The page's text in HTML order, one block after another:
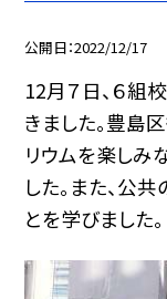
公開日 2022/12/17
12月７日、６組
きました。豊島
リウムを楽しみ
した。また、公
とを学びました。